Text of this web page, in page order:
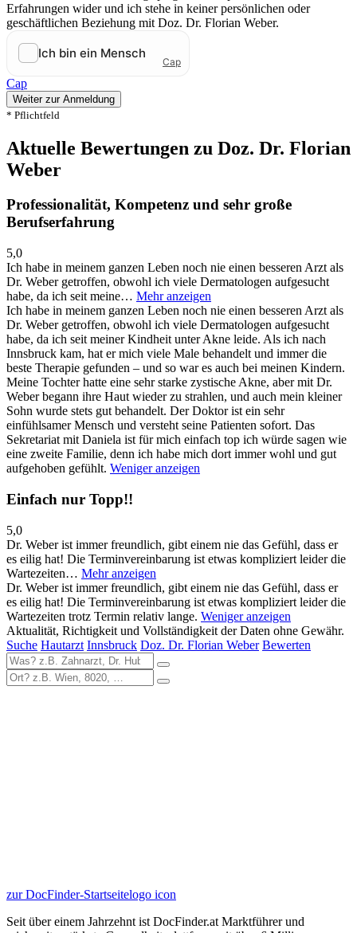
Erfahrungen wider und ich stehe in keiner persönlichen oder
geschäftlichen Beziehung mit Doz. Dr. Florian Weber.
Cap
Weiter zur Anmeldung
* Pflichtfeld
Aktuelle Bewertungen zu Doz. Dr. Florian
Weber
Professionalität, Kompetenz und sehr große
Berufserfahrung
5,0
Ich habe in meinem ganzen Leben noch nie einen besseren Arzt als
Dr. Weber getroffen, obwohl ich viele Dermatologen aufgesucht
habe, da ich seit meine… Mehr anzeigen
Ich habe in meinem ganzen Leben noch nie einen besseren Arzt als
Dr. Weber getroffen, obwohl ich viele Dermatologen aufgesucht
habe, da ich seit meiner Kindheit unter Akne leide. Als ich nach
Innsbruck kam, hat er mich viele Male behandelt und immer die
beste Therapie gefunden – und so war es auch bei meinen Kindern.
Meine Tochter hatte eine sehr starke zystische Akne, aber mit Dr.
Weber begann ihre Haut wieder zu strahlen, und auch mein kleiner
Sohn wurde stets gut behandelt. Der Doktor ist ein sehr
einfühlsamer Mensch und versteht seine Patienten sofort. Das
Sekretariat mit Daniela ist für mich einfach top ich würde sagen wie
eine zweite Familie, denn ich habe mich dort immer wohl und gut
aufgehoben gefühlt. Weniger anzeigen
Einfach nur Topp!!
5,0
Dr. Weber ist immer freundlich, gibt einem nie das Gefühl, dass er
es eilig hat! Die Terminvereinbarung ist etwas kompliziert leider die
Wartezeiten… Mehr anzeigen
Dr. Weber ist immer freundlich, gibt einem nie das Gefühl, dass er
es eilig hat! Die Terminvereinbarung ist etwas kompliziert leider die
Wartezeiten trotz Termin relativ lange. Weniger anzeigen
Aktualität, Richtigkeit und Vollständigkeit der Daten ohne Gewähr.
Suche Hautarzt Innsbruck Doz. Dr. Florian Weber Bewerten
zur DocFinder-Startseitelogo icon
Seit über einem Jahrzehnt ist DocFinder.at Marktführer und